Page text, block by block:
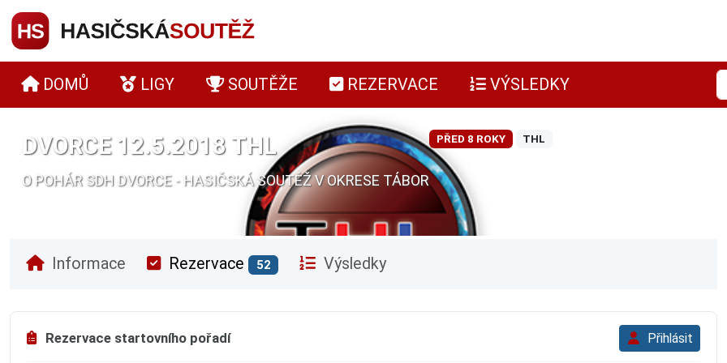
DOMŮ LIGY SOUTĚŽE REZERVACE VÝSLEDKY
DVORCE 12.5.2018 THL
O POHÁR SDH DVORCE - HASIČSKÁ SOUTĚŽ V OKRESE TÁBOR
PŘED 8 ROKY THL
Informace Rezervace 52 Výsledky
Rezervace startovního pořadí Přihlásit